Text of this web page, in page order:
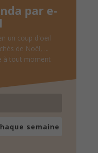
par e-
un coup d'oeil
de Noël, ...
à tout moment
semaine